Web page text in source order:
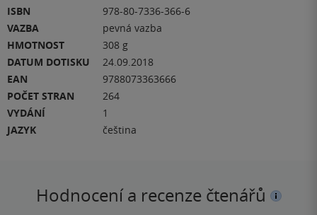
ISBN
978-80-7336-366-6
VAZBA
pevná vazba
HMOTNOST
308 g
DATUM DOTISKU
24.09.2018
EAN
9788073363666
POČET STRAN
264
VYDÁNÍ
1
JAZYK
čeština
Hodnocení a recenze čtenářů